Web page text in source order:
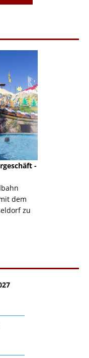
-
dem
zu